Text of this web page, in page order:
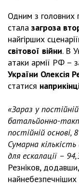
Одним з головних
стала загроза
найгірших
світової війни. В
атаки армії РФ –
України Олексія
статися
«Зараз у
батальйонно-
постійній
Сумарна
для ескалації –
Резніков,